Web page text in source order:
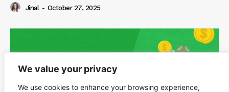
We value your privacy
We use cookies to enhance your browsing experience,
Jinal - October 27, 2025